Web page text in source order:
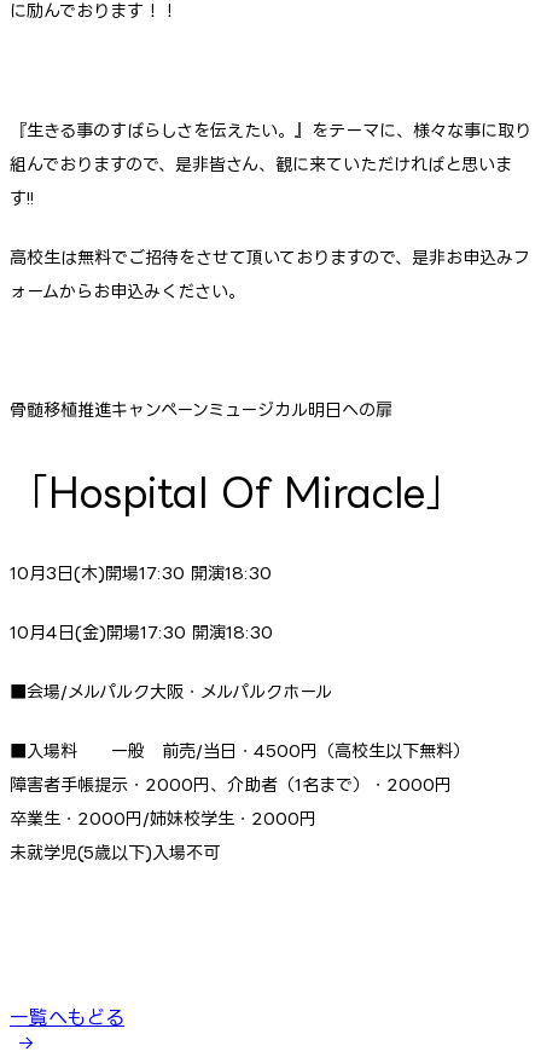
に励んでおります！！
『生きる事のすばらしさを伝えたい。』をテーマに、様々な事に取り
組んでおりますので、是非皆さん、観に来ていただければと思いま
す!!
高校生は無料でご招待をさせて頂いておりますので、是非お申込みフ
ォームからお申込みください。
骨髄移植推進キャンペーンミュージカル明日への扉
「Hospital Of Miracle」
10月3日(木)開場17:30 開演18:30
10月4日(金)開場17:30 開演18:30
■会場/メルパルク大阪・メルパルクホール
■入場料 一般 前売/当日・4500円（高校生以下無料）
障害者手帳提示・2000円、介助者（1名まで）・2000円
卒業生・2000円/姉妹校学生・2000円
未就学児(5歳以下)入場不可
一覧へもどる